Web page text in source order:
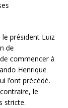
président Luiz
de
commencer à
Henrique
l’ont précédé.
le
stricte.